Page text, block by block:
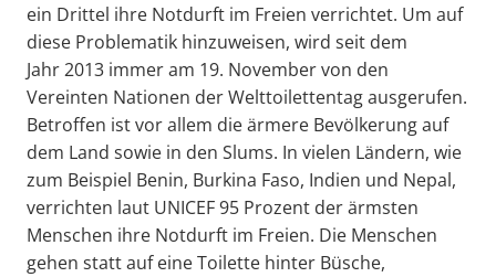
ein Drittel ihre Notdurft im Freien verrichtet. Um auf
diese Problematik hinzuweisen, wird seit dem
Jahr 2013 immer am 19. November von den
Vereinten Nationen der Welttoilettentag ausgerufen.
Betroffen ist vor allem die ärmere Bevölkerung auf
dem Land sowie in den Slums. In vielen Ländern, wie
zum Beispiel Benin, Burkina Faso, Indien und Nepal,
verrichten laut UNICEF 95 Prozent der ärmsten
Menschen ihre Notdurft im Freien. Die Menschen
gehen statt auf eine Toilette hinter Büsche,